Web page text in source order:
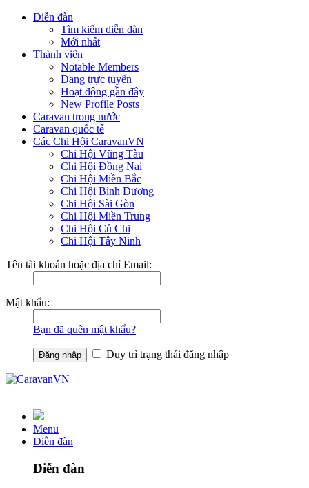
Diễn đàn
Tìm kiếm diễn đàn
Mới nhất
Thành viên
Notable Members
Đang trực tuyến
Hoạt động gần đây
New Profile Posts
Caravan trong nước
Caravan quốc tế
Các Chi Hội CaravanVN
Chi Hội Vũng Tàu
Chi Hội Đồng Nai
Chi Hội Miền Bắc
Chi Hội Bình Dương
Chi Hội Sài Gòn
Chi Hội Miền Trung
Chi Hội Củ Chi
Chi Hội Tây Ninh
Tên tài khoản hoặc địa chỉ Email:
Mật khẩu:
Bạn đã quên mật khẩu?
Duy trì trạng thái đăng nhập
Menu
Diễn đàn
Diễn đàn